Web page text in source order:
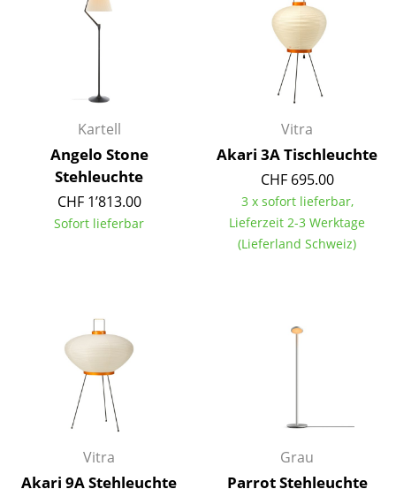
Outdoor-Leuchten
Doppelbetten
Einzelbetten
Stapelbetten
... alle Betten
Accessoires
Uhren
Spiegel
Figuren & Miniaturen
Kartell
Angelo Stone
Stehleuchte
CHF 1’813.00
Sofort lieferbar
Vitra
Akari 3A Tischleuchte
CHF 695.00
3 x sofort lieferbar,
Lieferzeit 2-3 Werktage
(Lieferland Schweiz)
Vitra
Akari 9A Stehleuchte
Grau
Parrot Stehleuchte